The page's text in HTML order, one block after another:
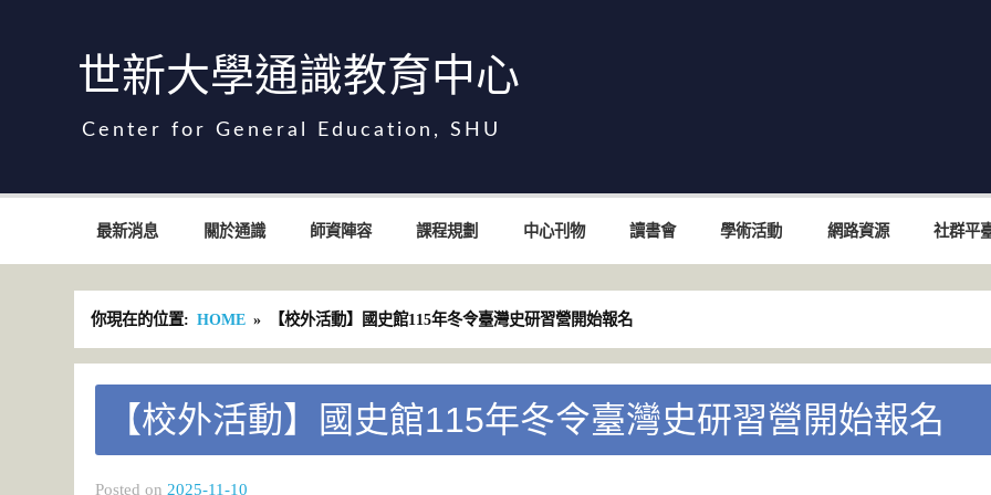
世新大學通識教育中心
最新消息 關於通識 師資陣容 課程規劃 中心刊物 讀書會 學術活動 網路資源 社群平
你現在的位置: HOME 【校外活動】國史館115年冬令臺灣史研習營開始報名
【校外活動】國史館115年冬令臺灣史研習營開始報名
Posted on 2025-11-10